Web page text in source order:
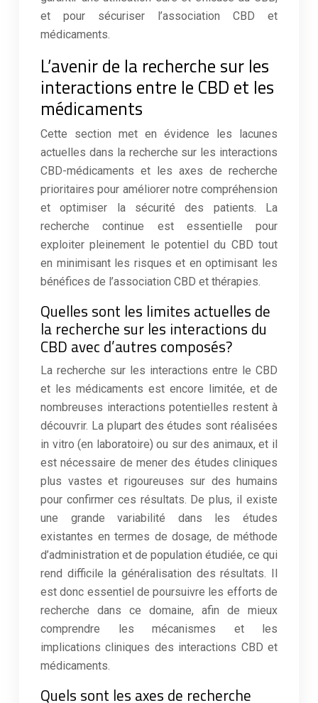
et pour sécuriser l’association CBD et
médicaments.
L’avenir de la recherche sur les
interactions entre le CBD et les
médicaments
Cette section met en évidence les lacunes
actuelles dans la recherche sur les interactions
CBD-médicaments et les axes de recherche
prioritaires pour améliorer notre compréhension
et optimiser la sécurité des patients. La
recherche continue est essentielle pour
exploiter pleinement le potentiel du CBD tout
en minimisant les risques et en optimisant les
bénéfices de l’association CBD et thérapies.
Quelles sont les limites actuelles de
la recherche sur les interactions du
CBD avec d’autres composés?
La recherche sur les interactions entre le CBD
et les médicaments est encore limitée, et de
nombreuses interactions potentielles restent à
découvrir. La plupart des études sont réalisées
in vitro (en laboratoire) ou sur des animaux, et il
est nécessaire de mener des études cliniques
plus vastes et rigoureuses sur des humains
pour confirmer ces résultats. De plus, il existe
une grande variabilité dans les études
existantes en termes de dosage, de méthode
d’administration et de population étudiée, ce qui
rend difficile la généralisation des résultats. Il
est donc essentiel de poursuivre les efforts de
recherche dans ce domaine, afin de mieux
comprendre les mécanismes et les
implications cliniques des interactions CBD et
médicaments.
Quels sont les axes de recherche